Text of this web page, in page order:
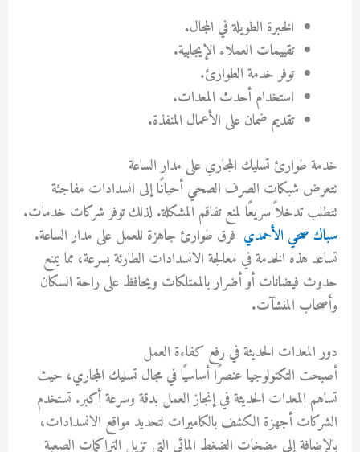
الخبرة الطويلة في المجال.
تقييمات العملاء الإيجابية.
توفر خدمة الطوارئ.
استخدام أحدث المعدات.
تقديم ضمان على الأعمال المنفذة.
خدمة طوارئ تسليك المجاري على مدار الساعة
تتعرض شبكات الصرف الصحي أحيانًا إلى انسدادات مفاجئة
تتطلب تدخلاً سريعًا لمنع تفاقم المشكلة. لذلك توفر شركات خدمات.
سباك صحي الأحمدي فرق طوارئ جاهزة للعمل على مدار الساعة.
تساعد هذه الخدمة في معالجة الانسدادات الطارئة بسرعة، مما يمنع
حدوث فيضانات أو أضرار بالممتلكات ويحافظ على راحة السكان
وأصحاب المنشآت.
دور المعدات الحديثة في رفع كفاءة العمل
أصبحت التكنولوجيا عنصرًا أساسيًا في مجال تسليك المجاري، حيث
تساهم المعدات الحديثة في إنجاز العمل بدقة وسرعة أكبر. تستخدم
الشركات أجهزة الكشف بالكاميرات لتحديد مواقع الانسدادات،
بالإضافة إلى مضخات الضغط المائي التي تزيل التراكمات الصعبة